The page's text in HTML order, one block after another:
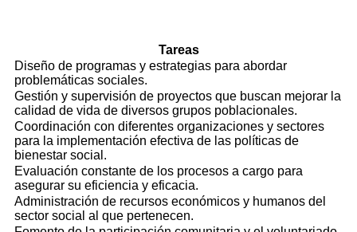
Tareas
Diseño de programas y estrategias para abordar
problemáticas sociales.
Gestión y supervisión de proyectos que buscan mejorar la
calidad de vida de diversos grupos poblacionales.
Coordinación con diferentes organizaciones y sectores
para la implementación efectiva de las políticas de
bienestar social.
Evaluación constante de los procesos a cargo para
asegurar su eficiencia y eficacia.
Administración de recursos económicos y humanos del
sector social al que pertenecen.